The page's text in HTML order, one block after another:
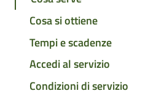
Cosa si ottiene
Tempi e scadenze
Accedi al servizio
Condizioni di servizio